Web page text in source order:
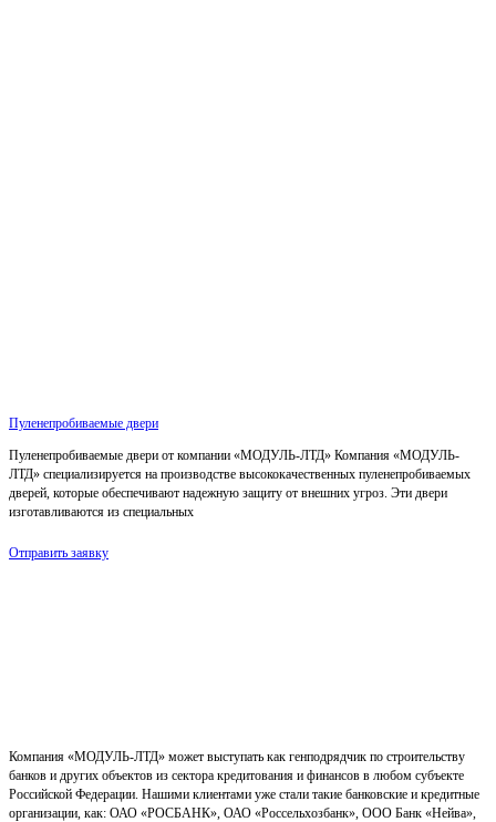
Пуленепробиваемые двери
Пуленепробиваемые двери от компании «МОДУЛЬ-ЛТД» Компания «МОДУЛЬ-
ЛТД» специализируется на производстве высококачественных пуленепробиваемых
дверей, которые обеспечивают надежную защиту от внешних угроз. Эти двери
изготавливаются из специальных
Отправить заявку
Компания «МОДУЛЬ-ЛТД» может выступать как генподрядчик по строительству
банков и других объектов из сектора кредитования и финансов в любом субъекте
Российской Федерации. Нашими клиентами уже стали такие банковские и кредитные
организации, как: ОАО «РОСБАНК», ОАО «Россельхозбанк», ООО Банк «Нейва»,